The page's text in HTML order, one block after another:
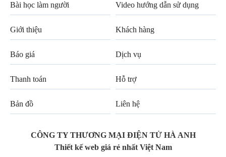
Bài học làm người Video hướng dẫn sử dụng
Giới thiệu Khách hàng
Báo giá Dịch vụ
Thanh toán Hỗ trợ
Bản đồ Liên hệ
CÔNG TY THƯƠNG MẠI ĐIỆN TỬ HÀ ANH
Thiết kế web giá rẻ nhất Việt Nam